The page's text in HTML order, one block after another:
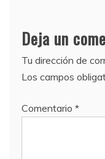
Deja un
Tu dirección de
Los campos
Comentario *